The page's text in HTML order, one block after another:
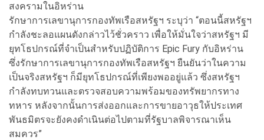
สงครามในอิหร่าน
รักษาการเลขานุการกองทัพเรือสหรัฐฯ ระบุว่า “ตอนนี้สหรัฐฯ
กำลังชะลอแผนดังกล่าวไว้ชั่วคราว เพื่อให้มั่นใจว่าสหรัฐฯ มี
ยุทโธปกรณ์ที่จำเป็นสำหรับปฏิบัติการ Epic Fury กับอิหร่าน
ซึ่งรักษาการเลขานุการกองทัพเรือสหรัฐฯ ยืนยันว่าในความ
เป็นจริงสหรัฐฯ ก็มียุทโธปกรณ์ที่เพียงพออยู่แล้ว ซึ่งสหรัฐฯ
กำลังทบทวนและตรวจสอบความพร้อมของทรัพยากรทาง
ทหาร หลังจากนั้นการส่งออกและการขายอาวุธให้ประเทศ
พันธมิตรจะยังคงดำเนินต่อไปตามที่รัฐบาลพิจารณาเห็น
สมควร”